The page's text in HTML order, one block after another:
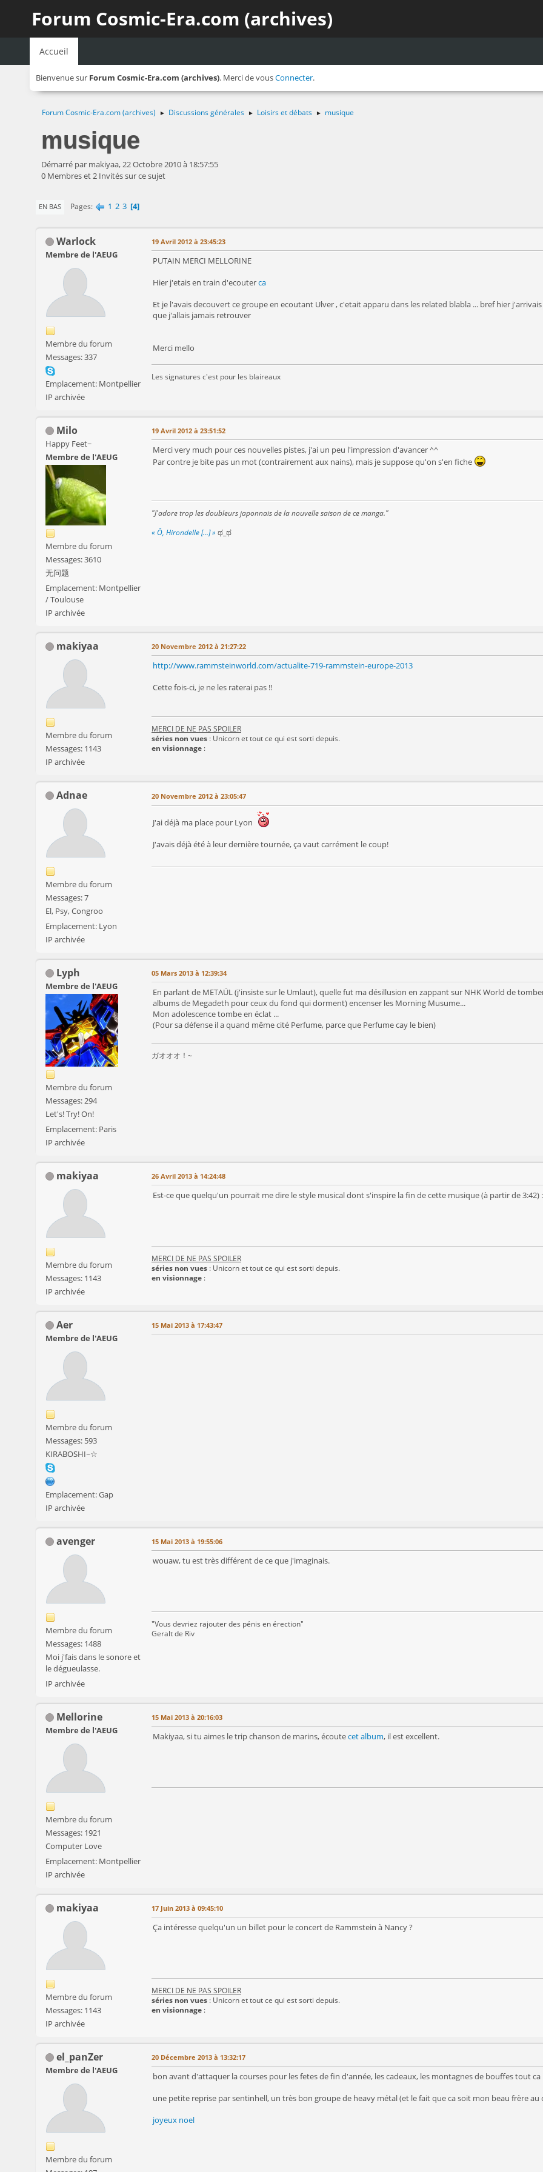
Forum Cosmic-Era.com (archives)
Accueil
Bienvenue sur Forum Cosmic-Era.com (archives). Merci de vousConnecter.
Forum Cosmic-Era.com (archives) ► Discussions générales ► Loisirs et débats ► musique
musique
Démarré par makiyaa, 22 Octobre 2010 à 18:57:55
0 Membres et 2 Invités sur ce sujet
EN BAS Pages 1 2 3 4
Warlock
Membre de l'AEUG
Membre du forum
Messages: 337
Emplacement: Montpellier
IP archivée
19 Avril 2012 à 23:45:23
PUTAIN MERCI MELLORINE
Hier j'etais en train d'ecouterca
Et je l'avais decouvert ce groupe en ecoutant Ulver , c'etait apparu dans les related blabla ... bref hier
que j'allais jamais retrouver
Merci mello
Les signatures c'est pour les blaireaux
Milo
Happy Feet~
Membre de l'AEUG
Membre du forum
Messages: 3610
无问题
Emplacement: Montpellier
/ Toulouse
IP archivée
19 Avril 2012 à 23:51:52
Merci very much pour ces nouvelles pistes, j'ai un peu l'impression d'avancer ^^
Par contre je bite pas un mot (contrairement aux nains), mais je suppose qu'on s'en fiche
"J'adore trop les doubleurs japonnais de la nouvelle saison de ce manga."
« Ô, Hirondelle [...] » ಥ_ಥ
makiyaa
Membre du forum
Messages: 1143
IP archivée
20 Novembre 2012 à 21:27:22
http://www.rammsteinworld.com/actualite-719-rammstein-europe-2013
Cette fois-ci, je ne les raterai pas !!
MERCI DE NE PAS SPOILER
séries non vues : Unicorn et tout ce qui est sorti depuis.
en visionnage :
Adnae
Membre du forum
Messages: 7
El, Psy, Congroo
Emplacement: Lyon
IP archivée
20 Novembre 2012 à 23:05:47
J'ai déjà ma place pour Lyon
J'avais déjà été à leur dernière tournée, ça vaut carrément le coup!
Lyph
Membre de l'AEUG
Membre du forum
Messages: 294
Let's! Try! On!
Emplacement: Paris
IP archivée
05 Mars 2013 à 12:39:34
En parlant de METAÜL (j'insiste sur le Umlaut), quelle fut ma désillusion en zappant sur NHK World de
albums de Megadeth pour ceux du fond qui dorment) encenser les Morning Musume...
Mon adolescence tombe en éclat ...
(Pour sa défense il a quand même cité Perfume, parce que Perfume cay le bien)
ガオオオ！~
makiyaa
Membre du forum
Messages: 1143
IP archivée
26 Avril 2013 à 14:24:48
Est-ce que quelqu'un pourrait me dire le style musical dont s'inspire la fin de cette musique (à partir de 3:42)
MERCI DE NE PAS SPOILER
séries non vues : Unicorn et tout ce qui est sorti depuis.
en visionnage :
Aer
Membre de l'AEUG
Membre du forum
Messages: 593
KIRABOSHI~☆
Emplacement: Gap
IP archivée
15 Mai 2013 à 17:43:47
avenger
Membre du forum
Messages: 1488
Moi j'fais dans le sonore et
le dégueulasse.
IP archivée
15 Mai 2013 à 19:55:06
wouaw, tu est très différent de ce que j'imaginais.
"Vous devriez rajouter des pénis en érection"
Geralt de Riv
Mellorine
Membre de l'AEUG
Membre du forum
Messages: 1921
Computer Love
Emplacement: Montpellier
IP archivée
15 Mai 2013 à 20:16:03
Makiyaa, si tu aimes le trip chanson de marins, écoutecet album, il est excellent.
makiyaa
Membre du forum
Messages: 1143
IP archivée
17 Juin 2013 à 09:45:10
Ça intéresse quelqu'un un billet pour le concert de Rammstein à Nancy ?
MERCI DE NE PAS SPOILER
séries non vues : Unicorn et tout ce qui est sorti depuis.
en visionnage :
el_panZer
Membre de l'AEUG
Membre du forum
20 Décembre 2013 à 13:32:17
bon avant d'attaquer la courses pour les fetes de fin d'année, les cadeaux, les montagnes de bouffes tout ca
une petite reprise par sentinhell, un très bon groupe de heavy métal (et le fait que ca soit mon beau frère
joyeux noel